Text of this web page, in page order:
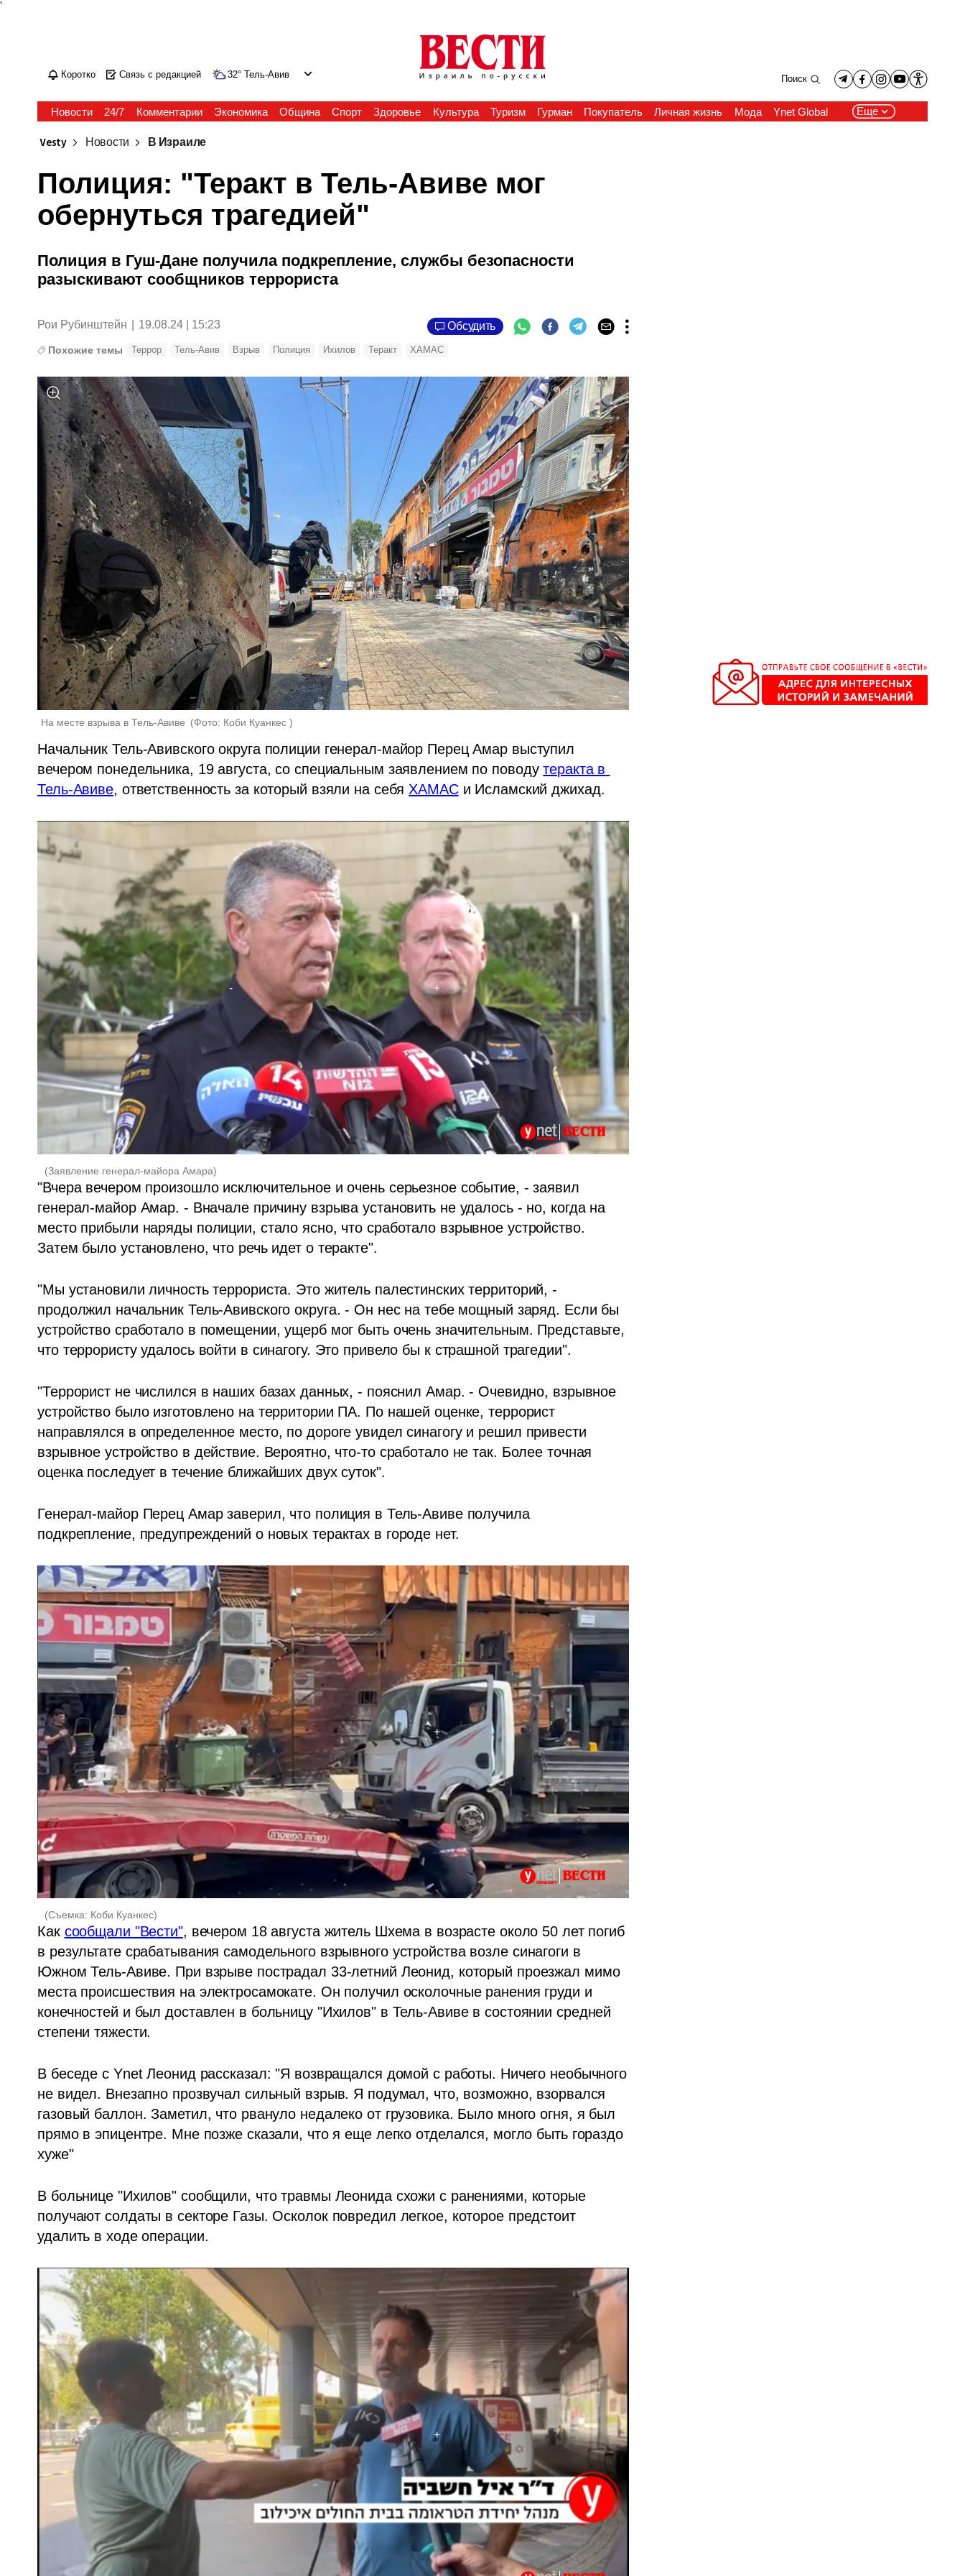
'
Коротко Связь с редакцией 32° Тель-Авив Поиск
Новости 24/7 Комментарии Экономика Община Спорт Здоровье Культура Туризм Гурман Покупатель Личная жизнь Мода Ynet Global Еще
Vesty Новости В Израиле
Полиция: "Теракт в Тель-Авиве мог
обернуться трагедией"
Полиция в Гуш-Дане получила подкрепление, службы безопасности
разыскивают сообщников террориста
Рои Рубинштейн 19.08.24 | 15:23 Обсудить
Похожие темы Террор Тель-Авив Взрыв Полиция Ихилов Теракт ХАМАС
На месте взрыва в Тель-Авиве (Фото: Коби Куанкес )
Начальник Тель-Авивского округа полиции генерал-майор Перец Амар выступил
вечером понедельника, 19 августа, со специальным заявлением по поводу теракта в
Тель-Авиве, ответственность за который взяли на себя ХАМАС и Исламский джихад.
(Заявление генерал-майора Амара)
"Вчера вечером произошло исключительное и очень серьезное событие, - заявил
генерал-майор Амар. - Вначале причину взрыва установить не удалось - но, когда на
место прибыли наряды полиции, стало ясно, что сработало взрывное устройство.
Затем было установлено, что речь идет о теракте".
"Мы установили личность террориста. Это житель палестинских территорий, -
продолжил начальник Тель-Авивского округа. - Он нес на тебе мощный заряд. Если бы
устройство сработало в помещении, ущерб мог быть очень значительным. Представьте,
что террористу удалось войти в синагогу. Это привело бы к страшной трагедии".
"Террорист не числился в наших базах данных, - пояснил Амар. - Очевидно, взрывное
устройство было изготовлено на территории ПА. По нашей оценке, террорист
направлялся в определенное место, по дороге увидел синагогу и решил привести
взрывное устройство в действие. Вероятно, что-то сработало не так. Более точная
оценка последует в течение ближайших двух суток".
Генерал-майор Перец Амар заверил, что полиция в Тель-Авиве получила
подкрепление, предупреждений о новых терактах в городе нет.
(Съемка: Коби Куанкес)
Как сообщали "Вести", вечером 18 августа житель Шхема в возрасте около 50 лет погиб
в результате срабатывания самодельного взрывного устройства возле синагоги в
Южном Тель-Авиве. При взрыве пострадал 33-летний Леонид, который проезжал мимо
места происшествия на электросамокате. Он получил осколочные ранения груди и
конечностей и был доставлен в больницу "Ихилов" в Тель-Авиве в состоянии средней
степени тяжести.
В беседе с Ynet Леонид рассказал: "Я возвращался домой с работы. Ничего необычного
не видел. Внезапно прозвучал сильный взрыв. Я подумал, что, возможно, взорвался
газовый баллон. Заметил, что рвануло недалеко от грузовика. Было много огня, я был
прямо в эпицентре. Мне позже сказали, что я еще легко отделался, могло быть гораздо
хуже"
В больнице "Ихилов" сообщили, что травмы Леонида схожи с ранениями, которые
получают солдаты в секторе Газы. Осколок повредил легкое, которое предстоит
удалить в ходе операции.